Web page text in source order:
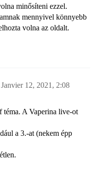
minősíteni ezzel.
mennyivel könnyebb
volna az oldalt.
Janvier 12, 2021, 2:08
A Vaperina live-ot
a 3.-at (nekem épp